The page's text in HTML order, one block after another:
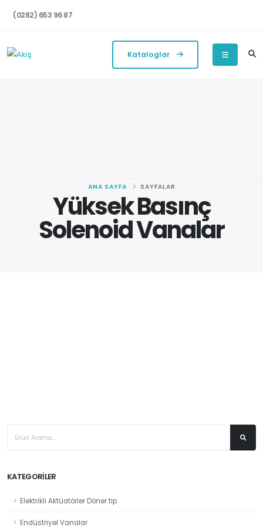
(0282) 653 96 87
Kataloglar
Yüksek Basınç
Solenoid Vanalar
ANA SAYFA SAYFALAR
S2/529 Serisi Yüksek Basınç Solenoid Vana
KATEGORİLER
Elektrikli Aktüatörler Döner tip
Endüstriyel Vanalar